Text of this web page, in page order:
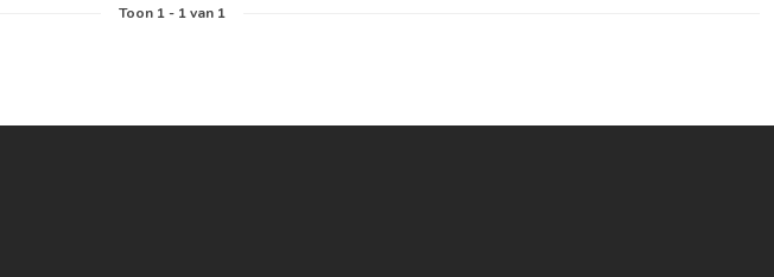
Toon 1- 1van 1